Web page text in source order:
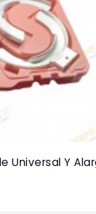
Universal Y